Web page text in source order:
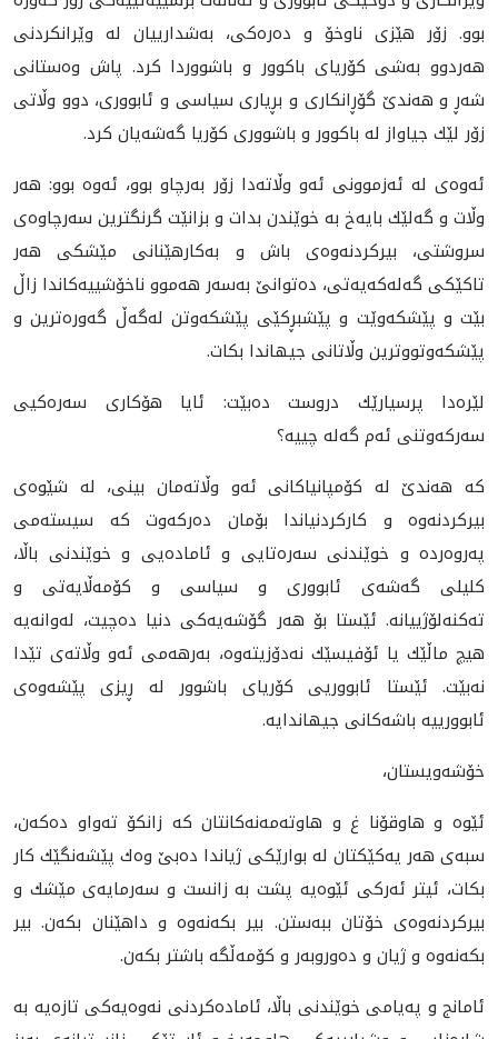
بوو. زۆر هێزی ناوخۆ و دەرەكی، بەشدارییان لە وێرانكردنی
هەردوو بەشی كۆریای باكوور و باشووردا كرد. پاش وەستانی
شەڕ و هەندێ گۆڕانكاری و بڕیاری سیاسی و ئابووری، دوو وڵاتی
زۆر لێك جیاواز لە باكوور و باشووری كۆریا گەشەیان كرد.
ئەوەی لە ئەزموونی ئەو وڵاتەدا زۆر بەرچاو بوو، ئەوە بوو: هەر
وڵات و گەلێك بایەخ بە خوێندن بدات و بزانێت گرنگترین سەرچاوەی
سروشتی، بیركردنەوەى باش و بەكارهێنانی مێشكی هەر
تاكێكی گەلەكەیەتی، دەتوانێ بەسەر هەموو ناخۆشییەكاندا زاڵ
بێت و پێشكەوێت و پێشبڕكێی پێشكەوتن لەگەڵ گەورەترین و
پێشكەوتووترین وڵاتانی جیهاندا بكات.
لێرەدا پرسیارێك دروست دەبێت: ئايا هۆكاری سەرەكیی
سەركەوتنی ئەم گەلە چییە؟
كە هەندێ لە كۆ‌مپانیاكانی ئەو وڵاته‌مان بينى، لە شێوەی
بیركردنەوە و كاركردنیاندا بۆمان دەركەوت کە سیستەمی
پەروەرده‌ و خوێندنی سەرەتایی و ئامادەیی و خوێندنی باڵا،
كلیلی گەشەی ئابووری و سیاسی و كۆمەڵایەتی و
تەكنەلۆژییانە. ئێستا بۆ هەر گۆشەیەكی دنیا دەچیت، لەوانەیە
هیچ ماڵێك یا ئۆفیسێك نه‌دۆزيته‌وه‌، بەرهەمی ئەو وڵاتەی تێدا
نەبێت. ئێستا ئابووریی كۆریای باشوور لە ڕیزى پێشەوەى
ئابوورییە باشەکانى جیهاندایە.
خۆشه‌ویستان،
ئێوە و هاوقۆنا غ و هاوتەمەنەكانتان كە زانكۆ تەواو دەكەن،
سبەی هەر یەكێكتان لە بوارێكی ژیاندا دەبێ وەك پێشەنگێك كار
بكات، ئیتر ئەركی ئێوەیە پشت بە زانست و سەرمایەی مێشك و
بیركردنەوەی خۆتان ببەستن. بیر بكەنەوە و داهێنان بكەن. بیر
بكەنەوە و ژیان و دەوروبەر و كۆمەڵگە باشتر بكه‌ن.
ئامانج و پەیامی خوێندنی باڵا، ئامادەكردنی نەوەیەكی تازەیە بە